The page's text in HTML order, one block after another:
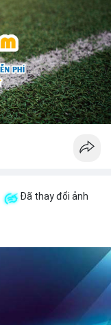
Đã thay đổi ảnh